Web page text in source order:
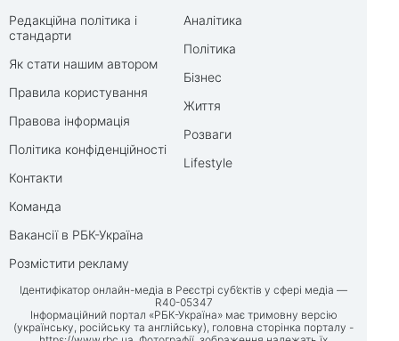
Редакційна політика і
стандарти
Як стати нашим автором
Правила користування
Правова інформація
Політика конфіденційності
Контакти
Команда
Вакансії в РБК-Україна
Розмістити рекламу
Аналітика
Політика
Бізнес
Життя
Розваги
Lifestyle
Ідентифікатор онлайн-медіа в Реєстрі суб’єктів у сфері медіа —
R40-05347
Інформаційний портал «РБК-Україна» має тримовну версію
(українську, російську та англійську), головна сторінка порталу -